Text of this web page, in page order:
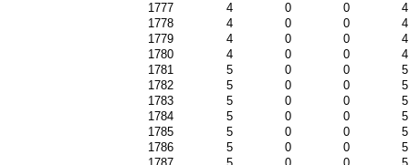
1777
4 0 0
4
1778
4 0 0
4
1779
4 0 0
4
1780
4 0 0
4
1781
5 0 0
5
1782
5 0 0
5
1783
5 0 0
5
1784
5 0 0
5
1785
5 0 0
5
1786
5 0 0
5